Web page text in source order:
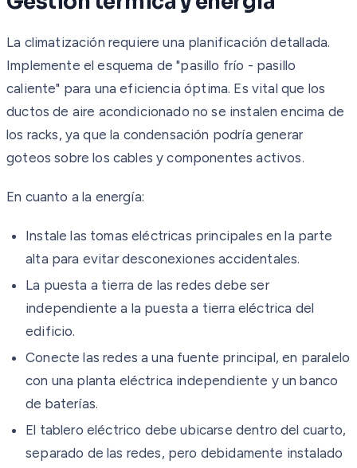
La climatización requiere una planificación detallada.
Implemente el esquema de "pasillo frío - pasillo
caliente" para una eficiencia óptima. Es vital que los
ductos de aire acondicionado no se instalen encima de
los racks, ya que la condensación podría generar
goteos sobre los cables y componentes activos.
En cuanto a la energía:
Instale las tomas eléctricas principales en la parte
alta para evitar desconexiones accidentales.
La puesta a tierra de las redes debe ser
independiente a la puesta a tierra eléctrica del
edificio.
Conecte las redes a una fuente principal, en paralelo
con una planta eléctrica independiente y un banco
de baterías.
El tablero eléctrico debe ubicarse dentro del cuarto,
separado de las redes, pero debidamente instalado